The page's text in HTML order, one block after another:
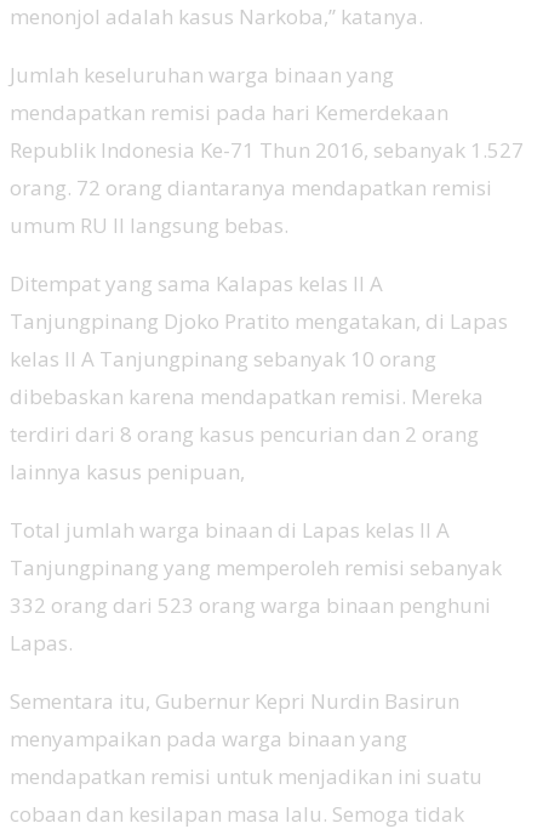
menonjol adalah kasus Narkoba,” katanya.
Jumlah keseluruhan warga binaan yang
mendapatkan remisi pada hari Kemerdekaan
Republik Indonesia Ke-71 Thun 2016, sebanyak 1.527
orang. 72 orang diantaranya mendapatkan remisi
umum RU II langsung bebas.
Ditempat yang sama Kalapas kelas II A
Tanjungpinang Djoko Pratito mengatakan, di Lapas
kelas II A Tanjungpinang sebanyak 10 orang
dibebaskan karena mendapatkan remisi. Mereka
terdiri dari 8 orang kasus pencurian dan 2 orang
lainnya kasus penipuan,
Total jumlah warga binaan di Lapas kelas II A
Tanjungpinang yang memperoleh remisi sebanyak
332 orang dari 523 orang warga binaan penghuni
Lapas.
Sementara itu, Gubernur Kepri Nurdin Basirun
menyampaikan pada warga binaan yang
mendapatkan remisi untuk menjadikan ini suatu
cobaan dan kesilapan masa lalu. Semoga tidak